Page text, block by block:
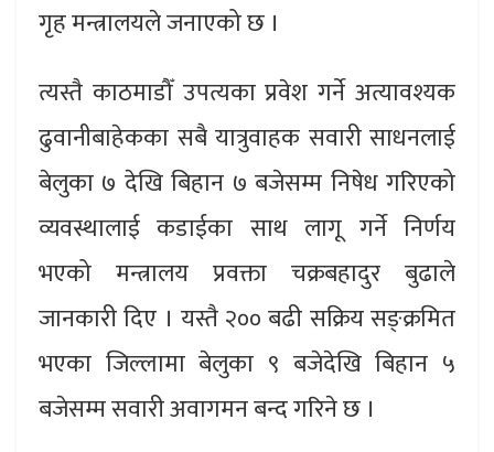
गृह मन्त्रालयले जनाएको छ ।
त्यस्तै काठमाडौँ उपत्यका प्रवेश गर्ने अत्यावश्यक
ढुवानीबाहेकका सबै यात्रुवाहक सवारी साधनलाई
बेलुका ७ देखि बिहान ७ बजेसम्म निषेध गरिएको
व्यवस्थालाई कडाईका साथ लागू गर्ने निर्णय
भएको मन्त्रालय प्रवक्ता चक्रबहादुर बुढाले
जानकारी दिए । यस्तै २०० बढी सक्रिय सङ्क्रमित
भएका जिल्लामा बेलुका ९ बजेदेखि बिहान ५
बजेसम्म सवारी अवागमन बन्द गरिने छ ।